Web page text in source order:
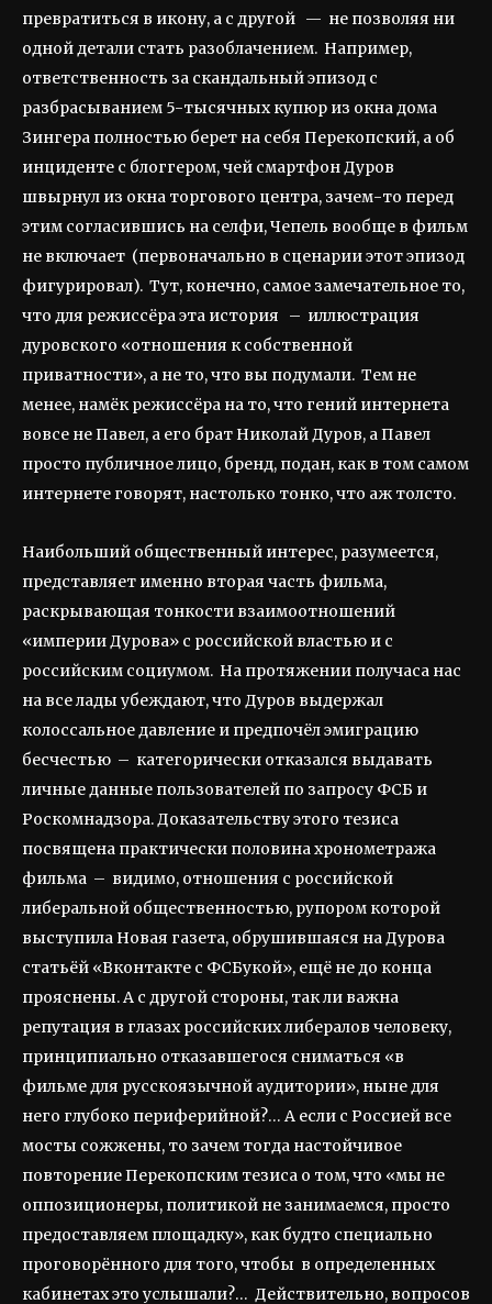
превратиться в икону, а с другой — не позволяя ни
одной детали стать разоблачением. Например,
ответственность за скандальный эпизод с
разбрасыванием 5-тысячных купюр из окна дома
Зингера полностью берет на себя Перекопский, а об
инциденте с блоггером, чей смартфон Дуров
швырнул из окна торгового центра, зачем-то перед
этим согласившись на селфи, Чепель вообще в фильм
не включает (первоначально в сценарии этот эпизод
фигурировал). Тут, конечно, самое замечательное то,
что для режиссёра эта история – иллюстрация
дуровского «отношения к собственной
приватности», а не то, что вы подумали. Тем не
менее, намёк режиссёра на то, что гений интернета
вовсе не Павел, а его брат Николай Дуров, а Павел
просто публичное лицо, бренд, подан, как в том самом
интернете говорят, настолько тонко, что аж толсто.
Наибольший общественный интерес, разумеется,
представляет именно вторая часть фильма,
раскрывающая тонкости взаимоотношений
«империи Дурова» с российской властью и с
российским социумом. На протяжении получаса нас
на все лады убеждают, что Дуров выдержал
колоссальное давление и предпочёл эмиграцию
бесчестью – категорически отказался выдавать
личные данные пользователей по запросу ФСБ и
Роскомнадзора. Доказательству этого тезиса
посвящена практически половина хронометража
фильма – видимо, отношения с российской
либеральной общественностью, рупором которой
выступила Новая газета, обрушившаяся на Дурова
статьёй «Вконтакте с ФСБукой», ещё не до конца
прояснены. А с другой стороны, так ли важна
репутация в глазах российских либералов человеку,
принципиально отказавшегося сниматься «в
фильме для русскоязычной аудитории», ныне для
него глубоко периферийной?… А если с Россией все
мосты сожжены, то зачем тогда настойчивое
повторение Перекопским тезиса о том, что «мы не
оппозиционеры, политикой не занимаемся, просто
предоставляем площадку», как будто специально
проговорённого для того, чтобы в определенных
кабинетах это услышали?… Действительно, вопросов